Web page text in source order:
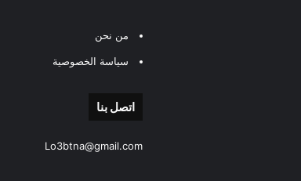
من نحن
سياسة الخصوصية
اتصل بنا
Lo3btna@gmail.com